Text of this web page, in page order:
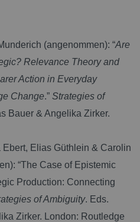
(angenommen): “Are
Relevance Theory and
Action in Everyday
Change.” Strategies of
Bauer & Angelika Zirker.
Elias Güthlein & Carolin
“The Case of Epistemic
Production: Connecting
of Ambiguity. Eds.
Zirker. London: Routledge